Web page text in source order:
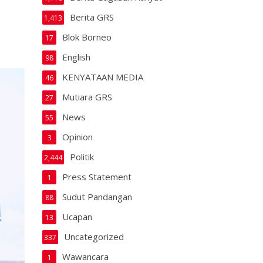
Berita GRS
1,413
Blok Borneo
17
English
98
KENYATAAN MEDIA
46
Mutiara GRS
27
News
55
Opinion
3
Politik
2,444
Press Statement
1
Sudut Pandangan
88
Ucapan
13
Uncategorized
337
Wawancara
1